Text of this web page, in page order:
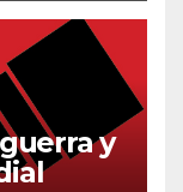
y